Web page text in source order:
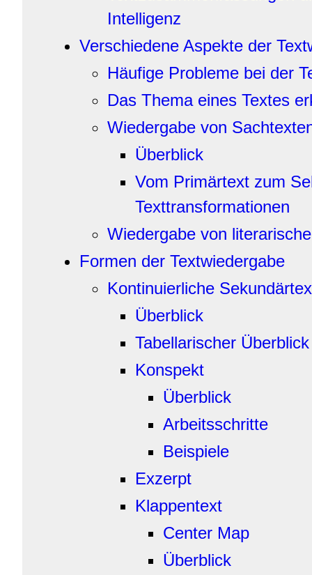
Intelligenz
Verschiedene Aspekte der
Häufige Probleme bei der
Das Thema eines Textes
Wiedergabe von
Überblick
Vom Primärtext zum
Texttransformationen
Wiedergabe von
Formen der Textwiedergabe
Kontinuierliche
Überblick
Tabellarischer Überblick
Konspekt
Überblick
Arbeitsschritte
Beispiele
Exzerpt
Klappentext
Center Map
Überblick